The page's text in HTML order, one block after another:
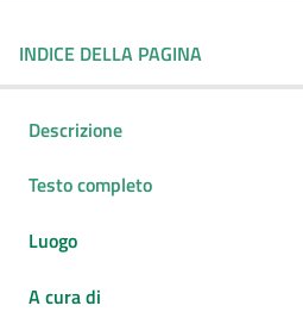
INDICE DELLA PAGINA
Descrizione
Testo completo
Luogo
A cura di